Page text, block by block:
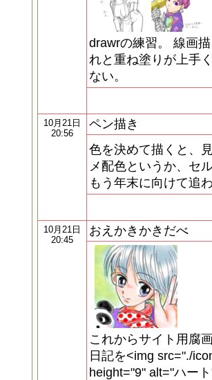
drawrの練習。 線画
れと重ね塗りが上手
ない。
10月21日
20:56
ペン描き
色を決めて描くと、
メ配色というか、セ
もう年末に向けて追
10月21日
20:45
おえかきかきだべ
これからサイト用腐
日記を<img src="./
height="9" alt="ハー